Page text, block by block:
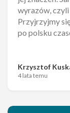
wyrazów, czyli
Przyjrzyjmy
po polsku
Krzysztof
4 lata temu